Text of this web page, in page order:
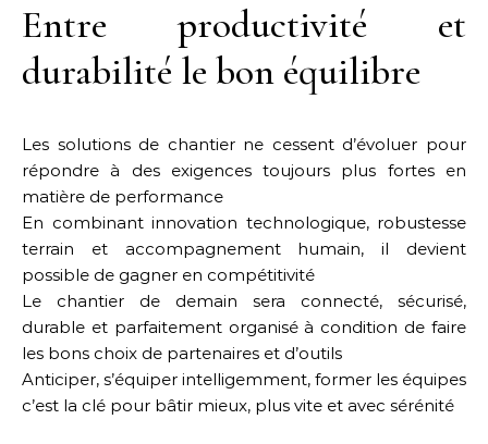
Entre productivité et
durabilité le bon équilibre
Les solutions de chantier ne cessent d’évoluer pour
répondre à des exigences toujours plus fortes en
matière de performance
En combinant innovation technologique, robustesse
terrain et accompagnement humain, il devient
possible de gagner en compétitivité
Le chantier de demain sera connecté, sécurisé,
durable et parfaitement organisé à condition de faire
les bons choix de partenaires et d’outils
Anticiper, s’équiper intelligemment, former les équipes
c’est la clé pour bâtir mieux, plus vite et avec sérénité